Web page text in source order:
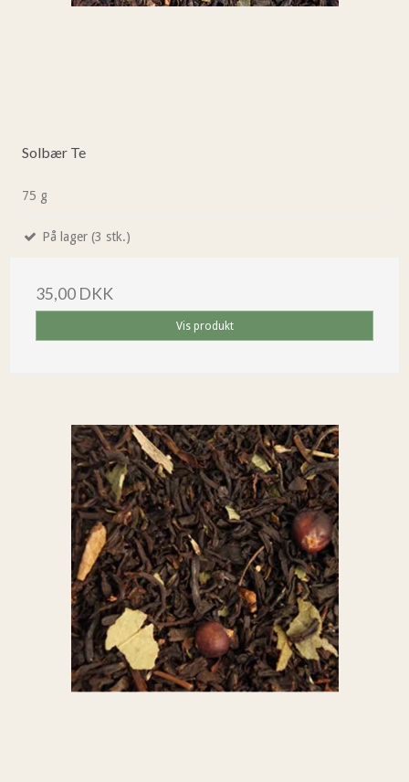
Solbær Te
75 g
På lager (3 stk.)
35,00 DKK
Vis produkt